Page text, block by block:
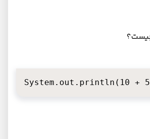
System.out.println(10 +